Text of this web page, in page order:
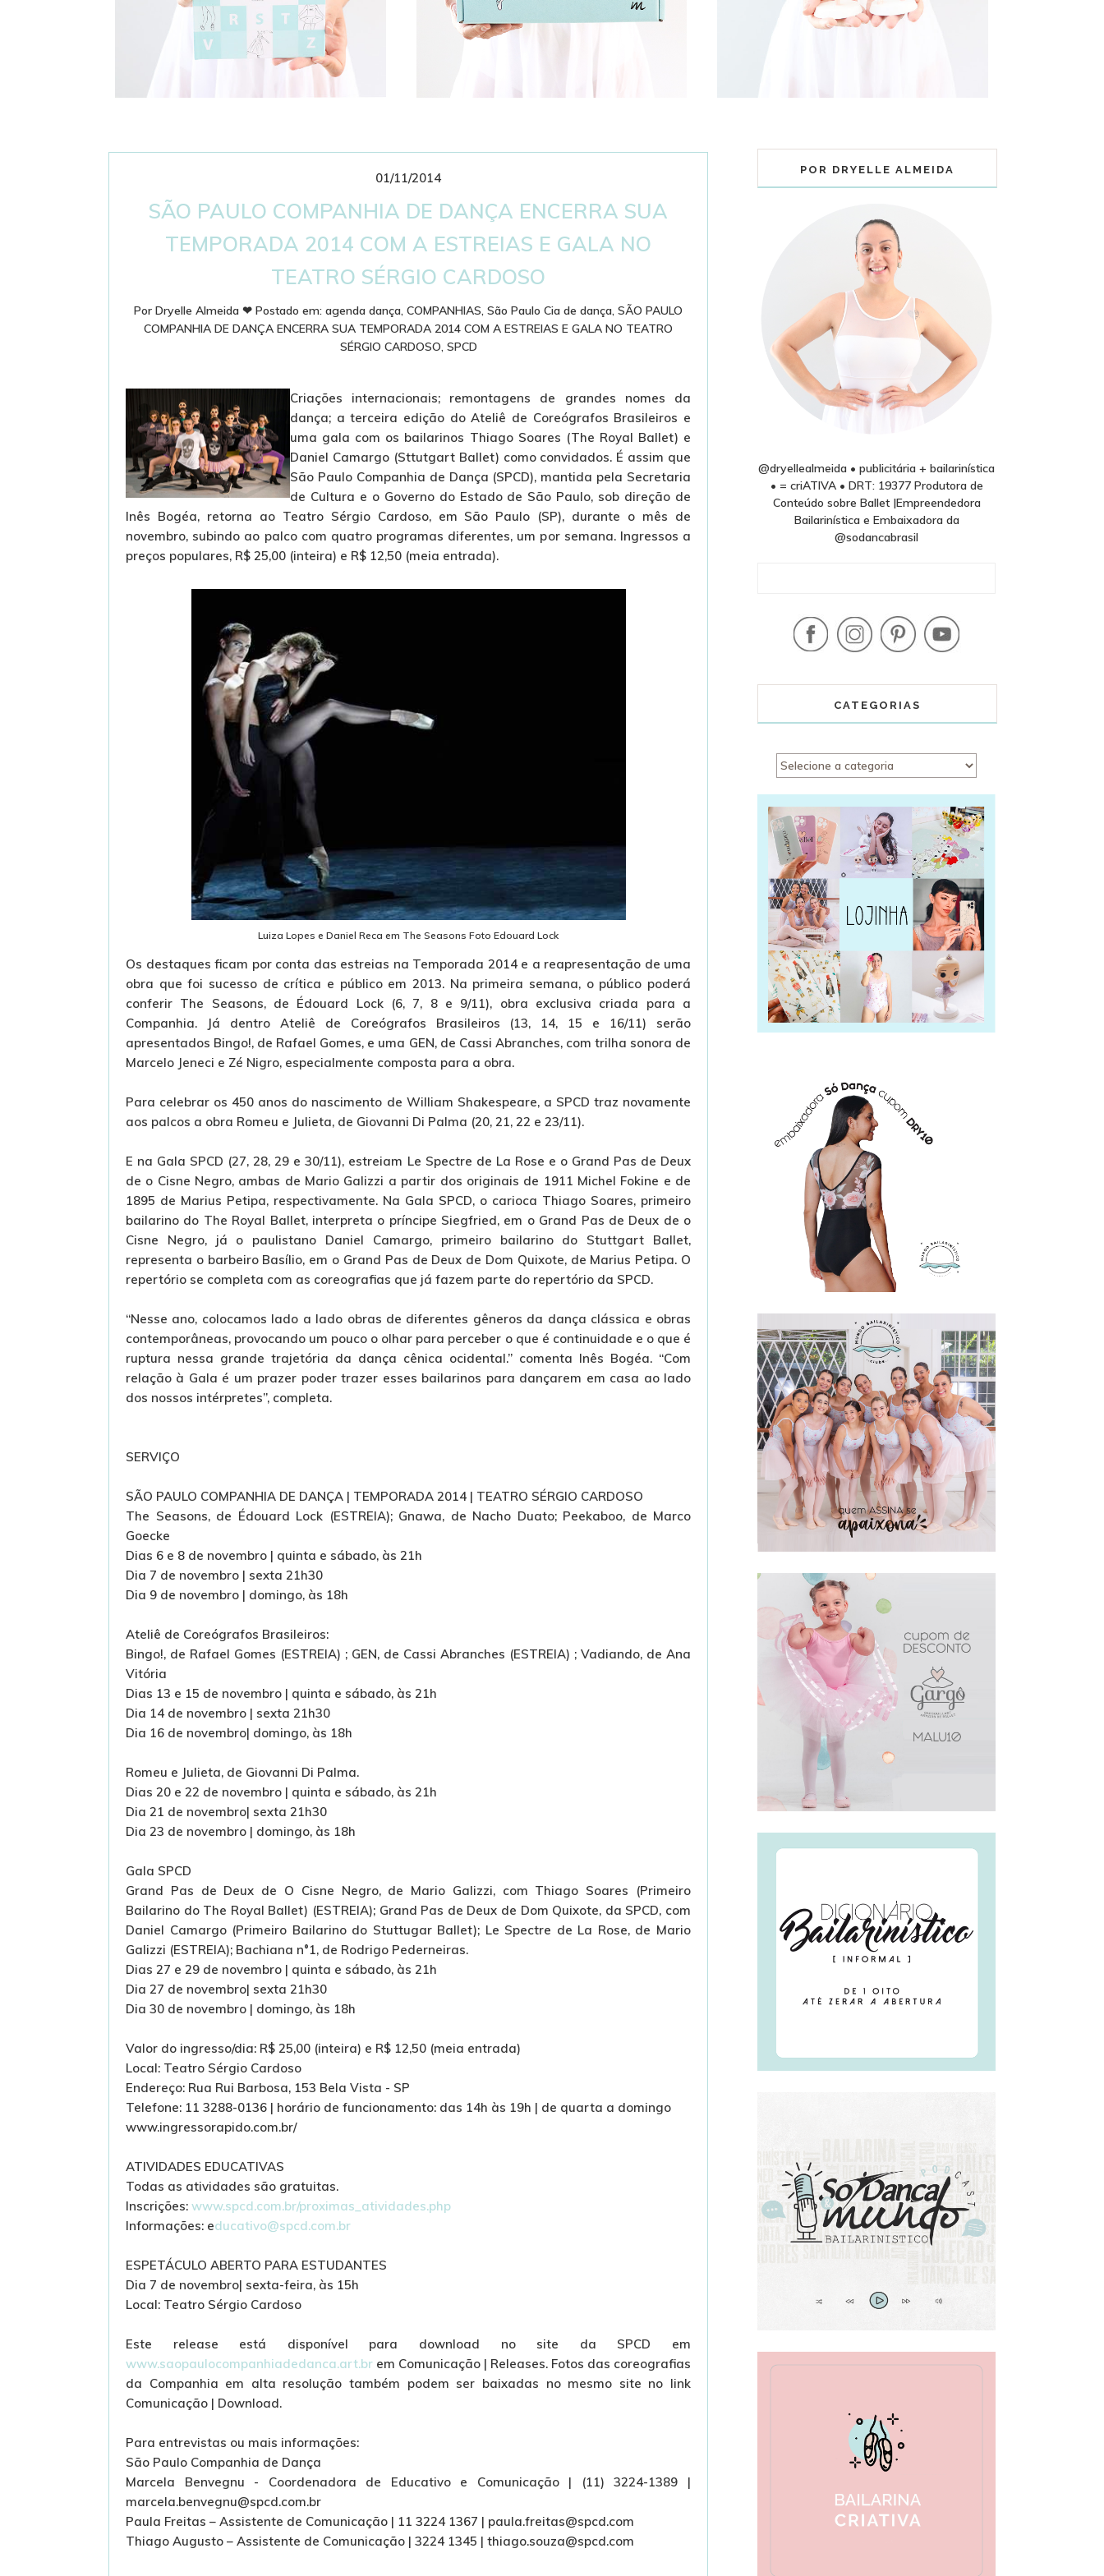
01/11/2014
SÃO PAULO COMPANHIA DE DANÇA ENCERRA SUA
TEMPORADA 2014 COM A ESTREIAS E GALA NO
TEATRO SÉRGIO CARDOSO
Por Dryelle Almeida ❤ Postado em: agenda dança, COMPANHIAS, São Paulo Cia de dança, SÃO PAULO
COMPANHIA DE DANÇA ENCERRA SUA TEMPORADA 2014 COM A ESTREIAS E GALA NO TEATRO
SÉRGIO CARDOSO, SPCD
Criações internacionais; remontagens de grandes nomes da
dança; a terceira edição do Ateliê de Coreógrafos Brasileiros e
uma gala com os bailarinos Thiago Soares (The Royal Ballet) e
Daniel Camargo (Sttutgart Ballet) como convidados. É assim que
São Paulo Companhia de Dança (SPCD), mantida pela Secretaria
de Cultura e o Governo do Estado de São Paulo, sob direção de
Inês Bogéa, retorna ao Teatro Sérgio Cardoso, em São Paulo (SP), durante o mês de
novembro, subindo ao palco com quatro programas diferentes, um por semana. Ingressos a
preços populares, R$ 25,00 (inteira) e R$ 12,50 (meia entrada).
Luiza Lopes e Daniel Reca em The Seasons Foto Edouard Lock
Os destaques ficam por conta das estreias na Temporada 2014 e a reapresentação de uma
obra que foi sucesso de crítica e público em 2013. Na primeira semana, o público poderá
conferir The Seasons, de Édouard Lock (6, 7, 8 e 9/11), obra exclusiva criada para a
Companhia. Já dentro Ateliê de Coreógrafos Brasileiros (13, 14, 15 e 16/11) serão
apresentados Bingo!, de Rafael Gomes, e uma GEN, de Cassi Abranches, com trilha sonora de
Marcelo Jeneci e Zé Nigro, especialmente composta para a obra.
Para celebrar os 450 anos do nascimento de William Shakespeare, a SPCD traz novamente
aos palcos a obra Romeu e Julieta, de Giovanni Di Palma (20, 21, 22 e 23/11).
E na Gala SPCD (27, 28, 29 e 30/11), estreiam Le Spectre de La Rose e o Grand Pas de Deux
de o Cisne Negro, ambas de Mario Galizzi a partir dos originais de 1911 Michel Fokine e de
1895 de Marius Petipa, respectivamente. Na Gala SPCD, o carioca Thiago Soares, primeiro
bailarino do The Royal Ballet, interpreta o príncipe Siegfried, em o Grand Pas de Deux de o
Cisne Negro, já o paulistano Daniel Camargo, primeiro bailarino do Stuttgart Ballet,
representa o barbeiro Basílio, em o Grand Pas de Deux de Dom Quixote, de Marius Petipa. O
repertório se completa com as coreografias que já fazem parte do repertório da SPCD.
“Nesse ano, colocamos lado a lado obras de diferentes gêneros da dança clássica e obras
contemporâneas, provocando um pouco o olhar para perceber o que é continuidade e o que é
ruptura nessa grande trajetória da dança cênica ocidental.” comenta Inês Bogéa. “Com
relação à Gala é um prazer poder trazer esses bailarinos para dançarem em casa ao lado
dos nossos intérpretes”, completa.
SERVIÇO
SÃO PAULO COMPANHIA DE DANÇA | TEMPORADA 2014 | TEATRO SÉRGIO CARDOSO
The Seasons, de Édouard Lock (ESTREIA); Gnawa, de Nacho Duato; Peekaboo, de Marco
Goecke
Dias 6 e 8 de novembro | quinta e sábado, às 21h
Dia 7 de novembro | sexta 21h30
Dia 9 de novembro | domingo, às 18h
Ateliê de Coreógrafos Brasileiros:
Bingo!, de Rafael Gomes (ESTREIA) ; GEN, de Cassi Abranches (ESTREIA) ; Vadiando, de Ana
Vitória
Dias 13 e 15 de novembro | quinta e sábado, às 21h
Dia 14 de novembro | sexta 21h30
Dia 16 de novembro| domingo, às 18h
Romeu e Julieta, de Giovanni Di Palma.
Dias 20 e 22 de novembro | quinta e sábado, às 21h
Dia 21 de novembro| sexta 21h30
Dia 23 de novembro | domingo, às 18h
Gala SPCD
Grand Pas de Deux de O Cisne Negro, de Mario Galizzi, com Thiago Soares (Primeiro
Bailarino do The Royal Ballet) (ESTREIA); Grand Pas de Deux de Dom Quixote, da SPCD, com
Daniel Camargo (Primeiro Bailarino do Stuttugar Ballet); Le Spectre de La Rose, de Mario
Galizzi (ESTREIA); Bachiana n°1, de Rodrigo Pederneiras.
Dias 27 e 29 de novembro | quinta e sábado, às 21h
Dia 27 de novembro| sexta 21h30
Dia 30 de novembro | domingo, às 18h
Valor do ingresso/dia: R$ 25,00 (inteira) e R$ 12,50 (meia entrada)
Local: Teatro Sérgio Cardoso
Endereço: Rua Rui Barbosa, 153 Bela Vista - SP
Telefone: 11 3288-0136 | horário de funcionamento: das 14h às 19h | de quarta a domingo
www.ingressorapido.com.br/‎
ATIVIDADES EDUCATIVAS
Todas as atividades são gratuitas.
Inscrições: www.spcd.com.br/proximas_atividades.php
Informações: educativo@spcd.com.br
ESPETÁCULO ABERTO PARA ESTUDANTES
Dia 7 de novembro| sexta-feira, às 15h
Local: Teatro Sérgio Cardoso
Este release está disponível para download no site da SPCD em
www.saopaulocompanhiadedanca.art.br em Comunicação | Releases. Fotos das coreografias
da Companhia em alta resolução também podem ser baixadas no mesmo site no link
Comunicação | Download.
Para entrevistas ou mais informações:
São Paulo Companhia de Dança
Marcela Benvegnu - Coordenadora de Educativo e Comunicação | (11) 3224-1389 |
marcela.benvegnu@spcd.com.br
Paula Freitas – Assistente de Comunicação | 11 3224 1367 | paula.freitas@spcd.com
Thiago Augusto – Assistente de Comunicação | 3224 1345 | thiago.souza@spcd.com
POR DRYELLE ALMEIDA
@dryellealmeida • publicitária + bailarinística
• = criATIVA • DRT: 19377 Produtora de
Conteúdo sobre Ballet |Empreendedora
Bailarinística e Embaixadora da
@sodancabrasil
CATEGORIAS